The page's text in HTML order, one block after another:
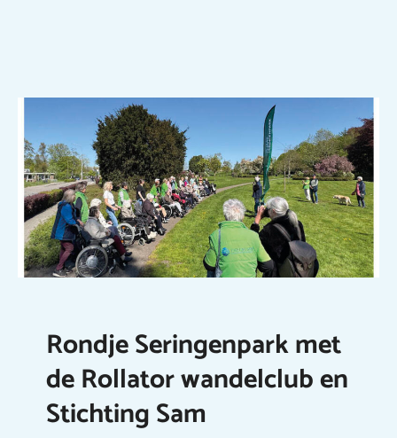
Rondje Seringenpark met
de Rollator wandelclub en
Stichting Sam